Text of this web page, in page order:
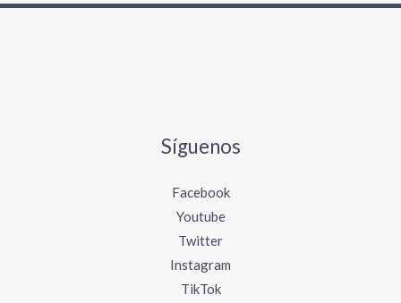
Síguenos
Facebook
Youtube
Twitter
Instagram
TikTok